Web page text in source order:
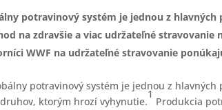
potravinový systém je jednou z
na zdravšie a viac udržateľné
WWF na udržateľné stravovanie
potravinový systém je jednou z
ktorým hrozí vyhynutie.
1
Produkcia